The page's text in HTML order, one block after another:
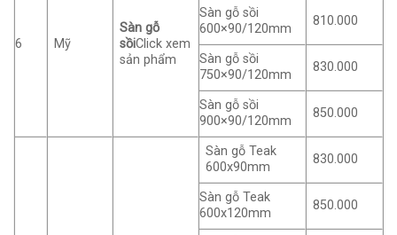
6 Mỹ
Sàn gỗ
sồiClick xem
sản phẩm
Sàn gỗ sồi
600×90/120mm
810.000
Sàn gỗ sồi
750×90/120mm
830.000
Sàn gỗ sồi
900×90/120mm
850.000
Sàn gỗ Teak
600x90mm
830.000
Sàn gỗ Teak
600x120mm
850.000